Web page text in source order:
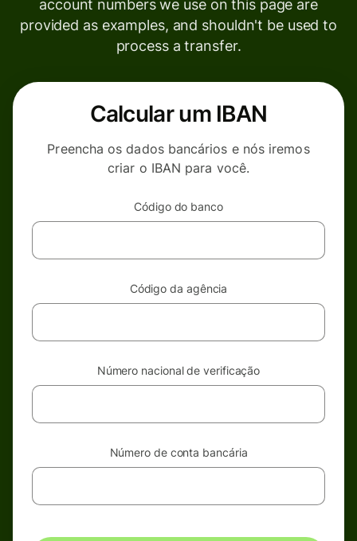
account numbers we use on this page are
provided as examples, and shouldn't be used to
process a transfer.
Calcular um IBAN
Preencha os dados bancários e nós iremos
criar o IBAN para você.
Código do banco
Código da agência
Número nacional de verificação
Número de conta bancária